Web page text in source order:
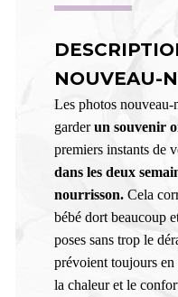
NOUVEAU-
Les photos nouveau-
garderun souvenir
premiers instants de
dans les deux
nourrisson. Cela
bébé dort beaucoup
poses sans trop le
prévoient toujours
la chaleur et le